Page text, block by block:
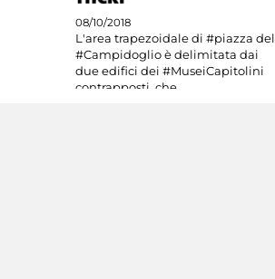
08/10/2018
L'area trapezoidale di #piazza del
#Campidoglio è delimitata dai
due edifici dei #MuseiCapitolini
contrapposti, che